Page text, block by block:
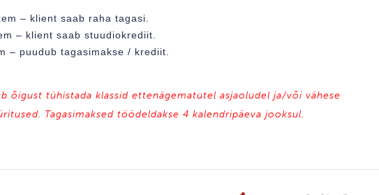
– klient saab raha tagasi.
– klient saab stuudiokrediit.
– puudub tagasimakse / krediit.
õigust tühistada klassid ettenägematutel asjaoludel ja/või vähese
Tagasimaksed töödeldakse 4 kalendripäeva jooksul.